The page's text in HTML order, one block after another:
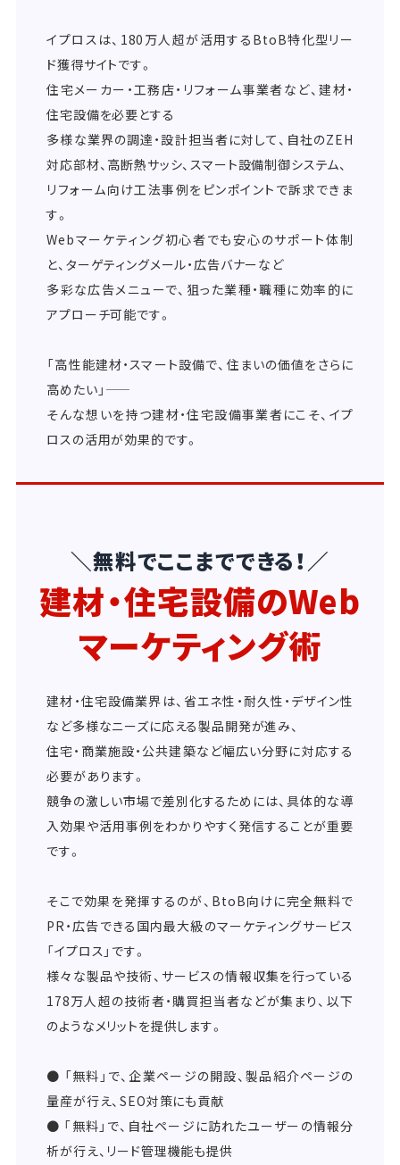
イプロスは、180万人超が活用するBtoB特化型リー
ド獲得サイトです。
住宅メーカー・工務店・リフォーム事業者など、建材・
住宅設備を必要とする
多様な業界の調達・設計担当者に対して、自社のZEH
対応部材、高断熱サッシ、スマート設備制御システム、
リフォーム向け工法事例をピンポイントで訴求できま
す。
Webマーケティング初心者でも安心のサポート体制
と、ターゲティングメール・広告バナーなど
多彩な広告メニューで、狙った業種・職種に効率的に
アプローチ可能です。
「高性能建材・スマート設備で、住まいの価値をさらに
高めたい」――
そんな想いを持つ建材・住宅設備事業者にこそ、イプ
ロスの活用が効果的です。
＼無料でここまでできる！／
建材・住宅設備のWeb
マーケティング術
建材・住宅設備業界は、省エネ性・耐久性・デザイン性
など多様なニーズに応える製品開発が進み、
住宅・商業施設・公共建築など幅広い分野に対応する
必要があります。
競争の激しい市場で差別化するためには、具体的な導
入効果や活用事例をわかりやすく発信することが重要
です。
そこで効果を発揮するのが、BtoB向けに完全無料で
PR・広告できる国内最大級のマーケティングサービス
「イプロス」です。
様々な製品や技術、サービスの情報収集を行っている
178万人超の技術者・購買担当者などが集まり、以下
のようなメリットを提供します。
● 「無料」で、企業ページの開設、製品紹介ページの
量産が行え、SEO対策にも貢献
● 「無料」で、自社ページに訪れたユーザーの情報分
析が行え、リード管理機能も提供